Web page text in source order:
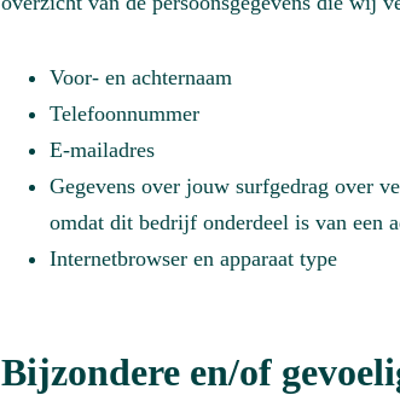
Voor- en achternaam
Telefoonnummer
E-mailadres
Gegevens over jouw surfgedrag over
omdat dit bedrijf onderdeel is van een
Internetbrowser en apparaat type
Bijzondere en/of